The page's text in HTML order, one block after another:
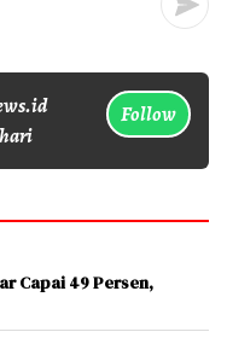
Follow
Capai 49 Persen,